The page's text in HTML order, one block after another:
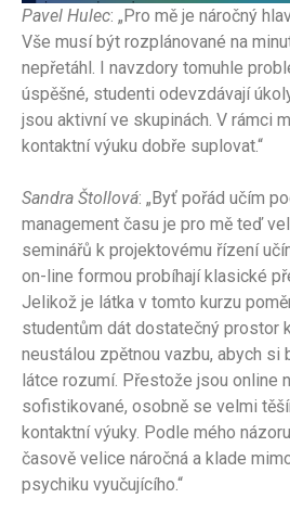
Pavel Hulec: „Pro mě je náročný
Vše musí být rozplánované na
nepřetáhl. I navzdory tomuhle
úspěšné, studenti odevzdávají
jsou aktivní ve skupinách. V rámci
kontaktní výuku dobře suplovat.“
Sandra Štollová: „Byť pořád učím
management času je pro mě teď
seminářů k projektovému řízení
on-line formou probíhají klasické
Jelikož je látka v tomto kurzu
studentům dát dostatečný prostor
neustálou zpětnou vazbu, abych si
látce rozumí. Přestože jsou online
sofistikované, osobně se velmi
kontaktní výuky. Podle mého
časově velice náročná a klade
psychiku vyučujícího.“